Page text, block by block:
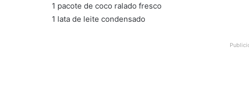
1 pacote de coco ralado fresco
1 lata de leite condensado